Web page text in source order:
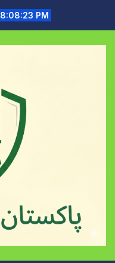
8:08:24 PM